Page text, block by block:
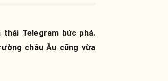
thái Telegram bức phá.
châu Âu cũng vừa